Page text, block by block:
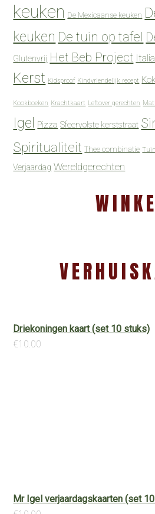
keuken De Mexicaanse keuken
keuken De tuin op tafel
Glutenvrij Het Beb Project
Kerst Kidsproof Kindvriendelijk recept
Kookboeken Krachtkaart Leftover gerechten
Igel
Pizza Sfeervolste kerststraat
Spiritualiteit Thee combinatie
Verjaardag Wereldgerechten
Driekoningen kaart (set 10 stuks)
€10.00
Mr Igel verjaardagskaarten (set